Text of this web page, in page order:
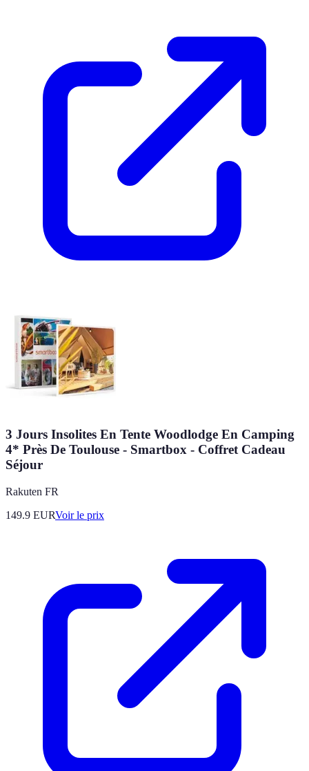
3 Jours Insolites En Tente Woodlodge En Camping
4* Près De Toulouse - Smartbox - Coffret Cadeau
Séjour
Rakuten FR
149.9 EURVoir le prix